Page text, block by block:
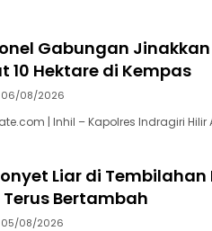
Gabungan
10 Hektare di Kempas
06/08/2026
| Inhil – Kapolres Indragiri Hilir
Liar di Tembilahan
Bertambah
05/08/2026